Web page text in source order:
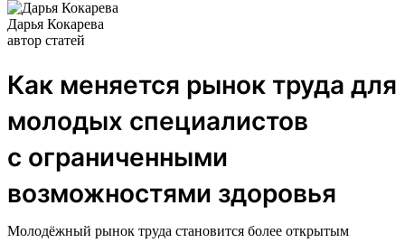
Дарья Кокарева
автор статей
Как меняется рынок труда для
молодых специалистов
с ограниченными
возможностями здоровья
Молодёжный рынок труда становится более открытым